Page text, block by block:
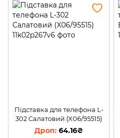
Підставка для телефона L-
302 Салатовий (X06/95515)
64.16₴